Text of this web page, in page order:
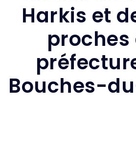
Harkis et
proches
Bouches-